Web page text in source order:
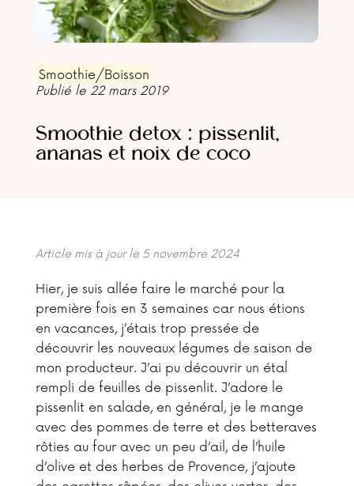
Smoothie/Boisson
Publié le 22 mars 2019
Smoothie detox : pissenlit,
ananas et noix de coco
Article mis à jour le 5 novembre 2024
Hier, je suis allée faire le marché pour la
première fois en 3 semaines car nous étions
en vacances, j’étais trop pressée de
découvrir les nouveaux légumes de saison de
mon producteur. J’ai pu découvrir un étal
rempli de feuilles de pissenlit. J’adore le
pissenlit en salade, en général, je le mange
avec des pommes de terre et des betteraves
rôties au four avec un peu d’ail, de l’huile
d’olive et des herbes de Provence, j’ajoute